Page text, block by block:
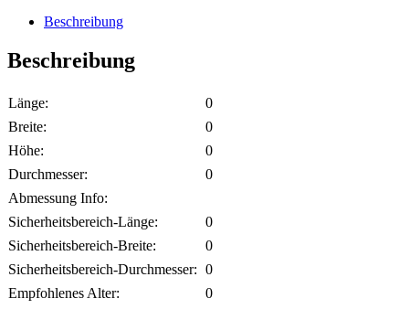
Beschreibung
Beschreibung
Länge:
0
Breite:
0
Höhe:
0
Durchmesser:
0
Abmessung Info:
Sicherheitsbereich-Länge:
0
Sicherheitsbereich-Breite:
0
Sicherheitsbereich-Durchmesser: 0
Empfohlenes Alter:
0